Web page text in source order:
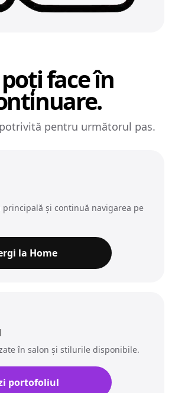
poți face în
pentru următorul pas.
principală și continuă navigarea pe
la Home
în salon și stilurile disponibile.
portofoliul